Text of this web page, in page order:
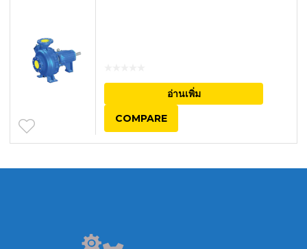
อ่านเพิ่ม
COMPARE